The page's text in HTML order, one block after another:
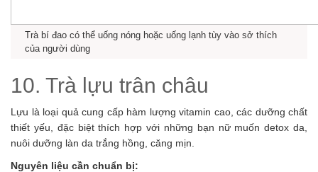
Trà bí đao có thể uống nóng hoặc uống lạnh tùy vào sở thích
của người dùng
10. Trà lựu trân châu
Lựu là loại quả cung cấp hàm lượng vitamin cao, các dưỡng chất
thiết yếu, đặc biệt thích hợp với những bạn nữ muốn detox da,
nuôi dưỡng làn da trắng hồng, căng mịn.
Nguyên liệu cần chuẩn bị: